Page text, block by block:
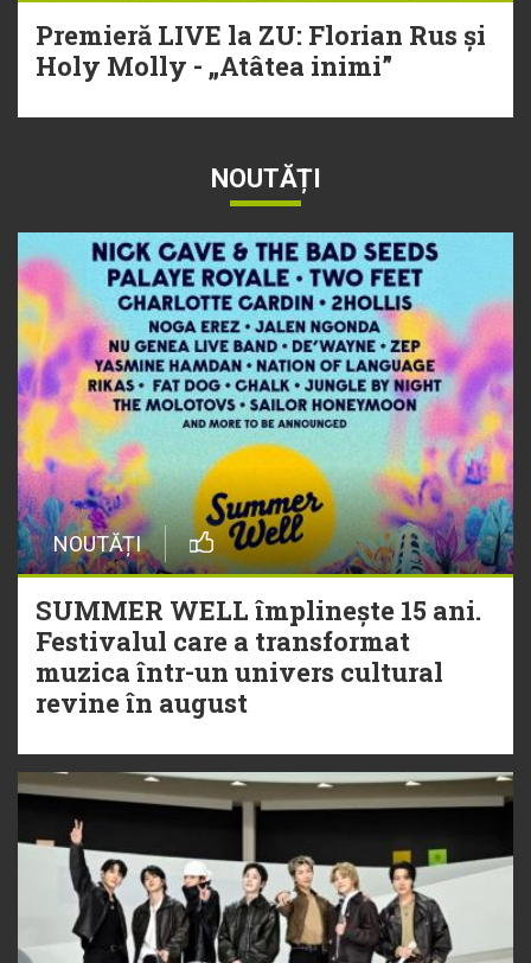
Premieră LIVE la ZU: Florian Rus și
Holy Molly - „Atâtea inimi”
NOUTĂȚI
NOUTĂȚI
SUMMER WELL împlinește 15 ani.
Festivalul care a transformat
muzica într-un univers cultural
revine în august